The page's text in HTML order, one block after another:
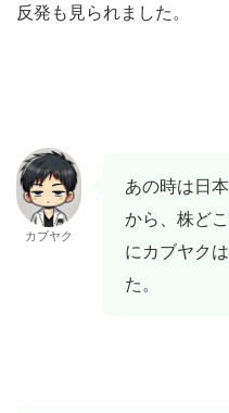
反発も見られました。
カブヤク
あの時は日
から、株ど
にカブヤク
た。